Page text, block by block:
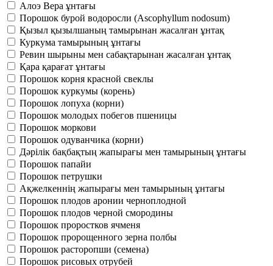
Алоэ Вера ұнтағы
Порошок бурой водоросли (Ascophyllum nodosum)
Қызыл қызылшаның тамырынан жасалған ұнтақ
Куркума тамырының ұнтағы
Ревин шырыны мен сабақтарынан жасалған ұнтақ
Қара қарағат ұнтағы
Порошок корня красной свеклы
Порошок куркумы (корень)
Порошок лопуха (корни)
Порошок молодых побегов пшеницы
Порошок моркови
Порошок одуванчика (корни)
Дәрілік бақбақтың жапырағы мен тамырының ұнтағы
Порошок папайи
Порошок петрушки
Ақжелкеннің жапырағы мен тамырының ұнтағы
Порошок плодов аронии черноплодной
Порошок плодов черной смородины
Порошок проростков ячменя
Порошок пророщенного зерна полбы
Порошок расторопши (семена)
Порошок рисовых отрубей